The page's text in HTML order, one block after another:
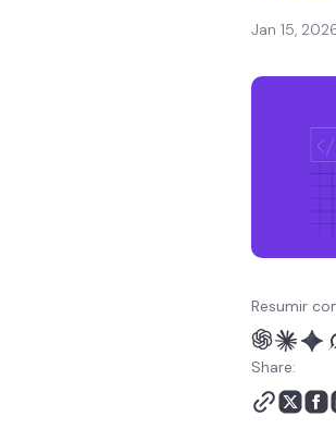
Jan 15,
Resumir
Share: